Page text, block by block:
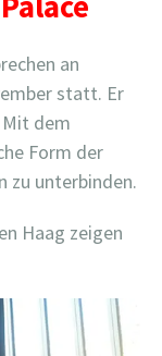
an
statt. Er
dem
Form der
zu unterbinden.
Haag zeigen